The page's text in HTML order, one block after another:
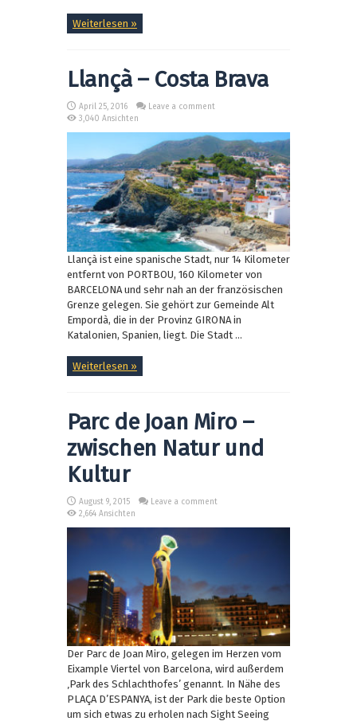
Weiterlesen »
Llançà – Costa Brava
April 25, 2016
Leave a comment
3,040 Ansichten
Llançà ist eine spanische Stadt, nur 14 Kilometer
entfernt von PORTBOU, 160 Kilometer von
BARCELONA und sehr nah an der französischen
Grenze gelegen. Sie gehört zur Gemeinde Alt
Empordà, die in der Provinz GIRONA in
Katalonien, Spanien, liegt. Die Stadt ...
Weiterlesen »
Parc de Joan Miro –
zwischen Natur und
Kultur
August 9, 2015
Leave a comment
2,664 Ansichten
Der Parc de Joan Miro, gelegen im Herzen vom
Eixample Viertel von Barcelona, wird außerdem
‚Park des Schlachthofes’ genannt. In Nähe des
PLAÇA D’ESPANYA, ist der Park die beste Option
um sich etwas zu erholen nach Sight Seeing